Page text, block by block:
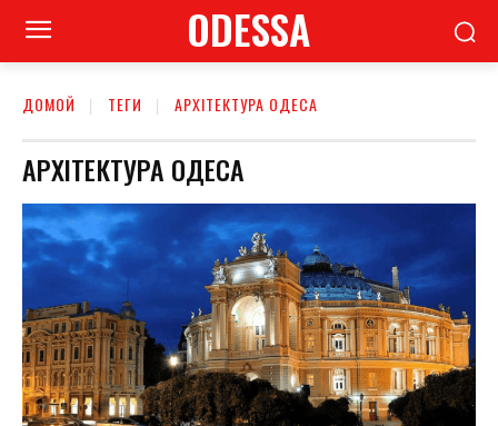
ODESSA
ДОМОЙ ТЕГИ АРХІТЕКТУРА ОДЕСА
АРХІТЕКТУРА ОДЕСА